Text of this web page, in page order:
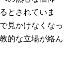
とされていま
見かけなくなっ
的な立場が絡ん